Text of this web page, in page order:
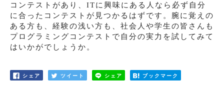
コンテストがあり、ITに興味にある人なら必ず自分
に合ったコンテストが見つかるはずです。腕に覚えの
ある方も、経験の浅い方も、社会人や学生の皆さんも
プログラミングコンテストで自分の実力を試してみて
はいかがでしょうか。
シェア ツイート シェア ブックマーク